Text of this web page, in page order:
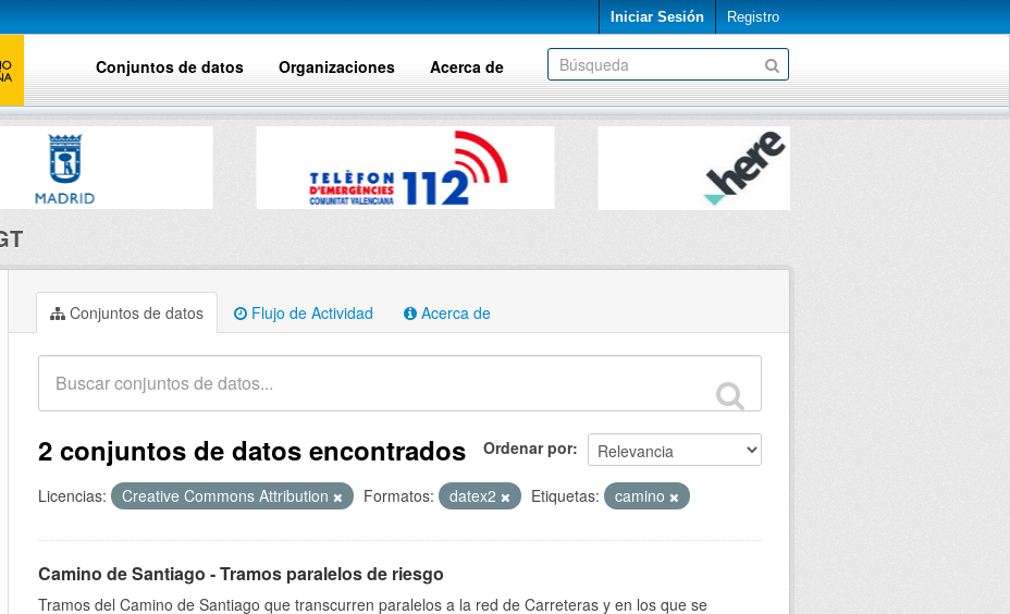
Iniciar Sesión Registro
Conjuntos de datos Organizaciones Acerca de
Conjuntos de datos Flujo de Actividad Acerca de
Ordenar por
2 conjuntos de datos encontrados
Licencias: Creative Commons Attribution Formatos: datex2 Etiquetas: camino
Camino de Santiago - Tramos paralelos de riesgo
Tramos del Camino de Santiago que transcurren paralelos a la red de Carreteras y en los que se